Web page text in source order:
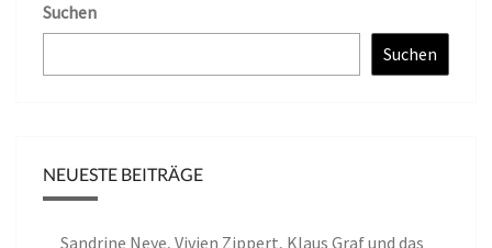
Suchen
Suchen
NEUESTE BEITRÄGE
Sandrine Neye, Vivien Zippert, Klaus Graf und das